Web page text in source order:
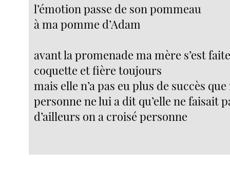
l’émotion passe de son pommeau
à ma pomme d’Adam
avant la promenade ma mère s’est
coquette et fière toujours
mais elle n’a pas eu plus de succès
personne ne lui a dit qu’elle ne faisait
d’ailleurs on a croisé personne